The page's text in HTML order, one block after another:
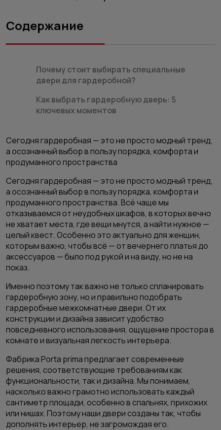
Содержание
Почему стоит выбирать специальные
двери для гардеробной?
Как выбрать гардеробную дверь: 5
ключевых моментов
Сегодня гардеробная — это не просто модный тренд,
а осознанный выбор в пользу порядка, комфорта и
продуманного пространства
Сегодня гардеробная — это не просто модный тренд,
а осознанный выбор в пользу порядка, комфорта и
продуманного пространства. Всё чаще мы
отказываемся от неудобных шкафов, в которых вечно
не хватает места, где вещи мнутся, а найти нужное —
целый квест. Особенно это актуально для женщин,
которым важно, чтобы всё — от вечернего платья до
аксессуаров — было под рукой и на виду, но не на
показ.
Именно поэтому так важно не только спланировать
гардеробную зону, но и правильно подобрать
гардеробные межкомнатные двери. От их
конструкции и дизайна зависит удобство
повседневного использования, ощущение простора в
комнате и визуальная легкость интерьера.
Фабрика Porta prima предлагает современные
решения, соответствующие требованиям как
функциональности, так и дизайна. Мы понимаем,
насколько важно грамотно использовать каждый
сантиметр площади, особенно в спальнях, прихожих
или нишах. Поэтому наши двери созданы так, чтобы
дополнять интерьер, не загромождая его.